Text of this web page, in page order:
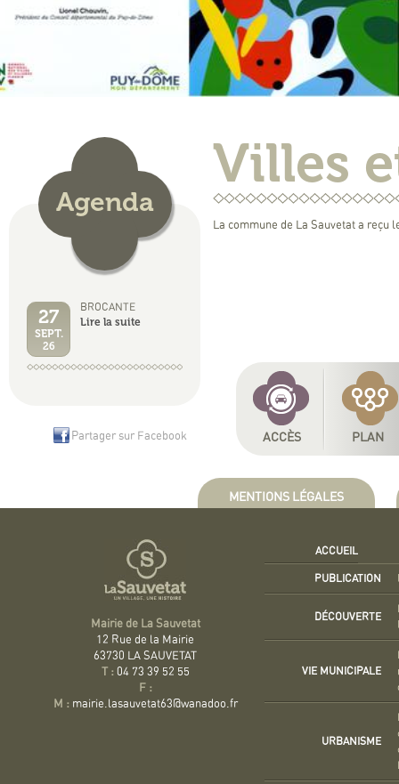
Agenda
27
SEPT.
26
BROCANTE
Lire la suite
Partager sur Facebook
Villes
La commune de La Sauvetat a
ACCÈS PLAN
MENTIONS LÉGALES
Mairie de La Sauvetat
12 Rue de la Mairie
63730 LA SAUVETAT
T : 04 73 39 52 55
F :
M : mairie.lasauvetat63@wanadoo.fr
ACCUEIL
PUBLICATION
DÉCOUVERTE
VIE MUNICIPALE
URBANISME